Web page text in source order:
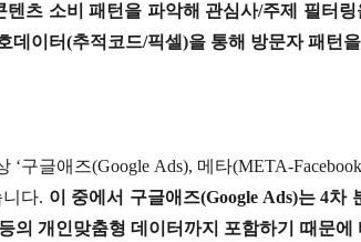
텐츠 소비 패턴을 파악해 관심사/주제 필터링
데이터(추적코드/픽셀)을 통해 방문자 패턴
‘구글애즈(Google Ads), 메타(META-
다. 이 중에서 구글애즈(Google Ads)는4차
의 개인맞춤형 데이터까지 포함하기 때문